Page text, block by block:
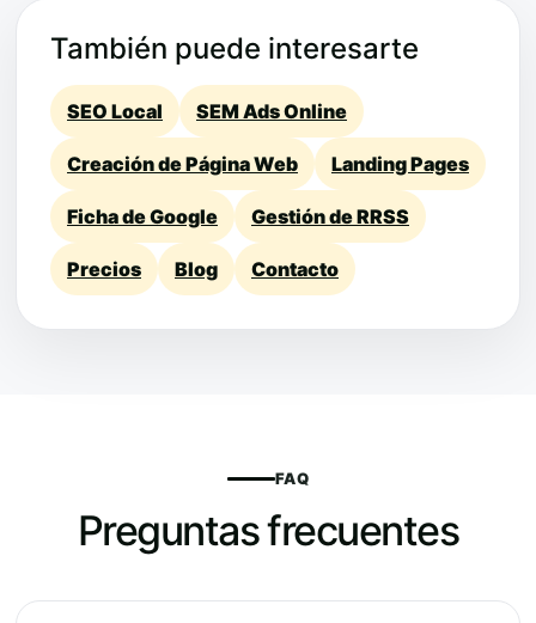
También puede interesarte
SEO Local SEM Ads Online
Creación de Página Web Landing Pages
Ficha de Google Gestión de RRSS
Precios Blog Contacto
FAQ
Preguntas frecuentes